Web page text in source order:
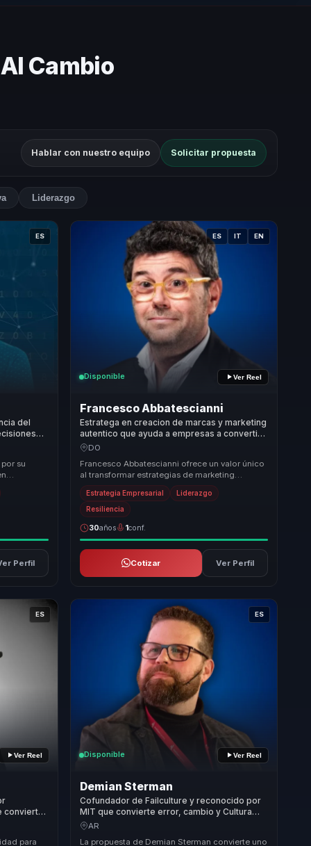
Cambio
Hablar con nuestro equipo Solicitar propuesta
Liderazgo
ES
del
su
de
Perfil
ES IT EN
Disponible Ver Reel
Francesco Abbatescianni
Estratega en creacion de marcas y marketing
autentico que ayuda a empresas a convertir
diferenciacion en posicionamiento, lealtad y
DO
Francesco Abbatescianni ofrece un valor único
al transformar estrategias de marketing
convencionales en enfoques auténticos y
efectivos q...
Estrategia Empresarial Liderazgo
Resiliencia
30años 1conf.
Cotizar Ver Perfil
ES
Ver Reel
convierte
y
para
ES
Disponible Ver Reel
Demian Sterman
Cofundador de Failculture y reconocido por
MIT que convierte error, cambio y Cultura
FAIL en innovación, agilidad y ejecución para
AR
La propuesta de Demian Sterman convierte uno